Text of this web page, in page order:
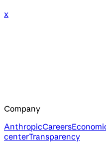
x
Company
AnthropicCareers
centerTransparency